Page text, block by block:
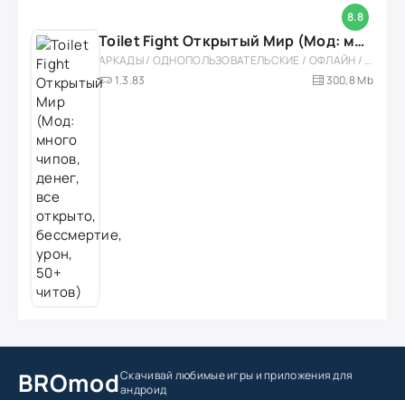
8.8
Toilet Fight Открытый Мир (Мод: много чипов, денег, все открыто, бессмертие, урон, 50+ читов)
АРКАДЫ / ОДНОПОЛЬЗОВАТЕЛЬСКИЕ / ОФЛАЙН / МОД / РОЛЕВЫЕ / ШУТЕРЫ / ОТКРЫТЫЙ МИР / ВСТРОЕННЫЙ КЕШ / 3D / ЭКШЕНЫ / ТУАЛЕТНЫЕ ВОЙНЫ / ДЛЯ ДЕТЕЙ
1.3.83
300,8 Mb
BROmodСкачивай любимые игрыи приложения для
андроид